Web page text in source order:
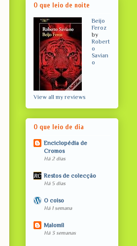
O que leio de noite
Beijo
Feroz
by
Robert
o
Savian
o
View all my reviews
O que leio de dia
Enciclopédia de
Cromos
Há 2 dias
Restos de colecção
Há 5 dias
O coiso
Há 1 semana
Malomil
Há 3 semanas